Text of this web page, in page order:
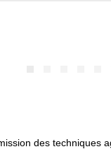
des techniques